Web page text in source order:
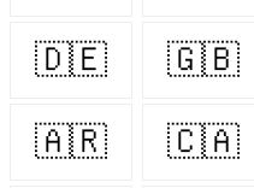
🇩🇪 🇬🇧
🇦🇷 🇨🇦